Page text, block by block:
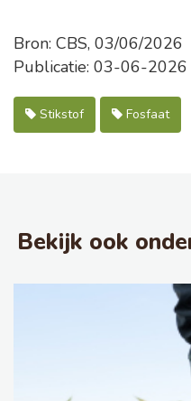
Bron: CBS, 03/06/2026
Publicatie: 03-06-2026
Stikstof Fosfaat
Bekijk ook